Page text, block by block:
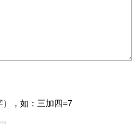
，如：三加四=7